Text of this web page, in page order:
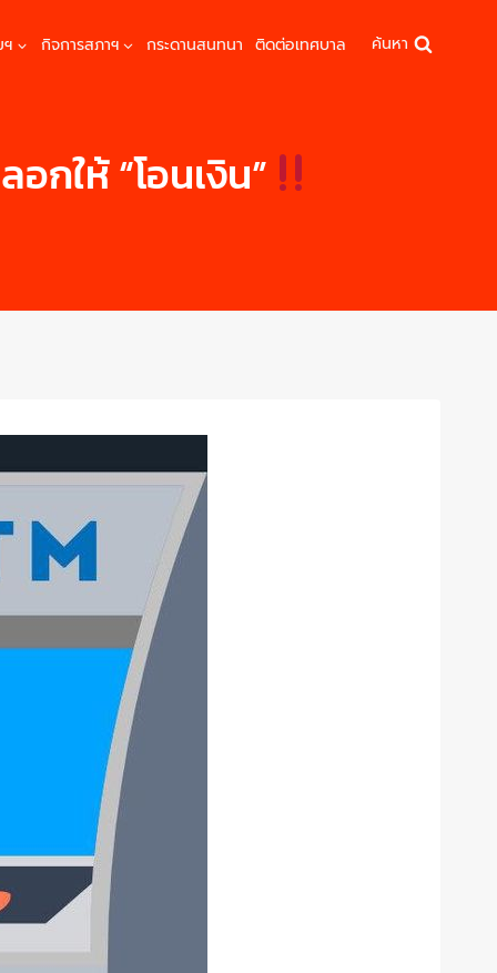
กิจการสภาฯ กระดานสนทนา ติดต่อเทศบาล ค้นหา
กให้ “โอนเงิน”